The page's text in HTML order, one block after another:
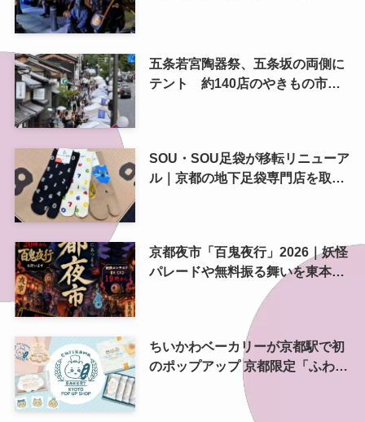
五条若宮陶器祭、五条坂の両側に
テント 約140店のやきもの市を
SOU・SOU足袋が移転リニューア
ル｜京都の地下足袋専門店を取
京都夜市「百鬼夜行」2026｜妖怪
パレードや無料振る舞いを東本願
ちいかわベーカリーが京都駅で初
のポップアップ 京都限定「ふわふ
わおたべキャラメル」も、8月13